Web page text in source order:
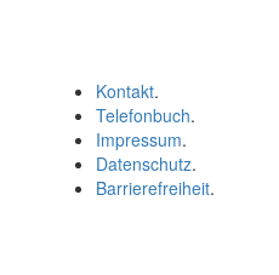
Kontakt.
Telefonbuch.
Impressum.
Datenschutz.
Barrierefreiheit.